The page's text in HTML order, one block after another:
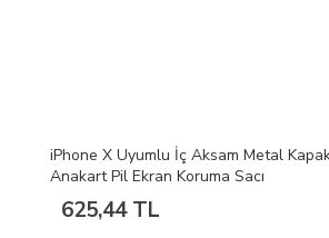
iPhone X Uyumlu İç Aksam Metal
Anakart Pil Ekran Koruma Sacı
625,44 TL